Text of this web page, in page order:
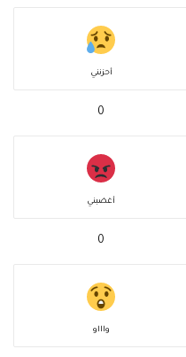
أحزنني
0
أغضبني
0
واااو